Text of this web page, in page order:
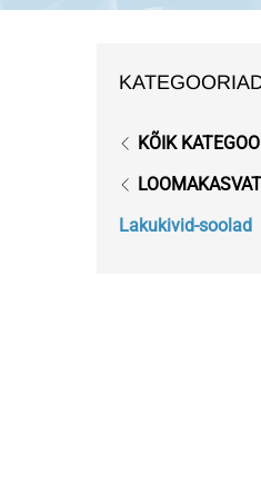
KÕIK
Lakukivid-soolad